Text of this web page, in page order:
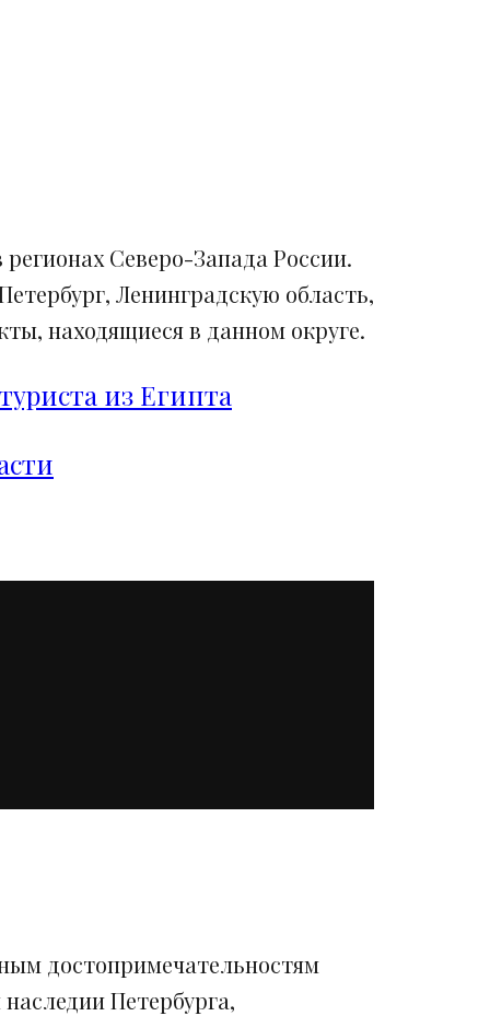
Северо-Запада России.
Ленинградскую область,
находящиеся в данном округе.
из Египта
достопримечательностям
Петербурга,